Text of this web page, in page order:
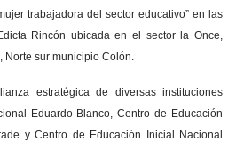
trabajadora del sector educativo” en las
Rincón ubicada en el sector la Once,
sur municipio Colón.
estratégica de diversas instituciones
Eduardo Blanco, Centro de Educación
y Centro de Educación Inicial Nacional